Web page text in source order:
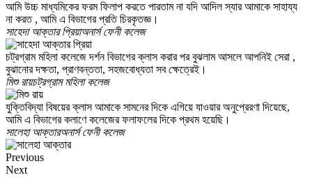
আমি উচ্চ মাধ্যমিকের ফরম ফিলাপ করতে পারতাম না যদি আদিল স্যার আমাকে সাহায্য
না করত , আমি এ বিভাগের প্রতি চিরকৃতজ্ঞ।
সাহেদা আক্তার প্রিয়াঅনার্স ফেনী কলেজ
চট্রগ্রাম মহিলা কলেজে দর্শন বিভাগের ক্লাস করার পর বুঝলাম আসলে আপনিই সেরা ,
বুঝানোর দক্ষতা, প্রাণবন্ততা, সহজবোধ্যতা সব ক্ষেত্রেই।
মিশু রায়চট্রগ্রাম মহিলা কলেজ
যুক্তিবিদ্যা বিষয়ের ক্লাস আমাকে সামনের দিকে এগিয়ে যাওয়ার অনুপ্রেরণা দিয়েছে,
আমি এ বিভাগের কলাণে কলেজের ফলাফলের দিকে প্রথম হয়েছি।
সালেহা আক্তারঅনার্স ফেনী কলেজ
Previous
Next